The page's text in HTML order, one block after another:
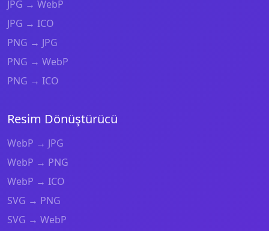
JPG → WebP
JPG → ICO
PNG → JPG
PNG → WebP
PNG → ICO
Resim Dönüştürücü
WebP → JPG
WebP → PNG
WebP → ICO
SVG → PNG
SVG → WebP